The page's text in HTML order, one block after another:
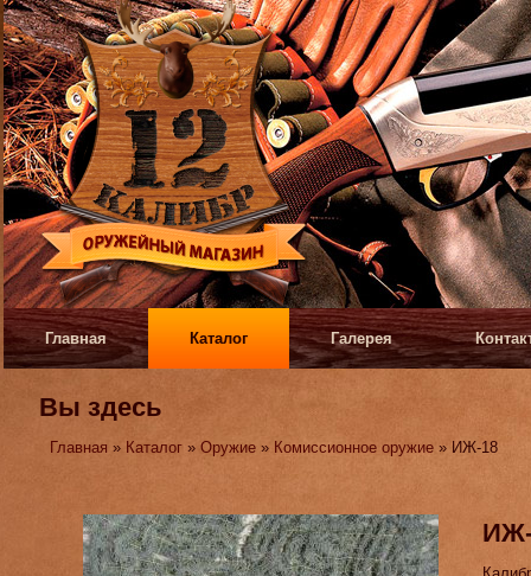
Главная Каталог Галерея
Вы здесь
Главная » Каталог »Оружие » Комиссионное оружие » ИЖ-18